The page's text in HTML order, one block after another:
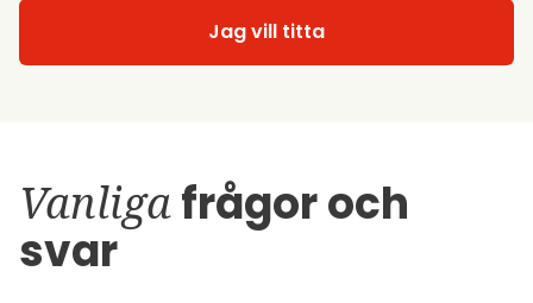
Jag vill titta
Vanligafrågor och
svar